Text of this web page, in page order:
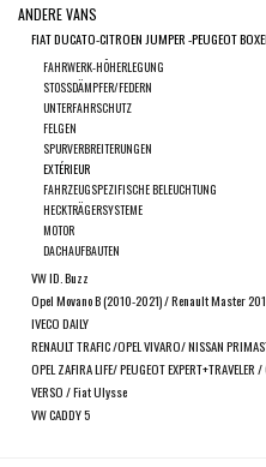
VW CRAFTER / MAN TGE
SPRINTER VS30 / 907
Sprinter 906 / NCV3
FORD TRANSIT / + CUSTOM
ANDERE VANS
Classiques (VW T3, T4, Sprinter
T1N)
ANDERE VANS
FIAT DUCATO-CITROEN JUMPER -PEUGEOT
FAHRWERK-HÖHERLEGUNG
STOSSDÄMPFER/FEDERN
UNTERFAHRSCHUTZ
FELGEN
SPURVERBREITERUNGEN
EXTÉRIEUR
FAHRZEUGSPEZIFISCHE BELEUCHTUNG
HECKTRÄGERSYSTEME
MOTOR
DACHAUFBAUTEN
VW ID. Buzz
Opel Movano B (2010-2021) / Renault Master
IVECO DAILY
RENAULT TRAFIC /OPEL VIVARO/ NISSAN
OPEL ZAFIRA LIFE/ PEUGEOT
VERSO / Fiat Ulysse
VW CADDY 5